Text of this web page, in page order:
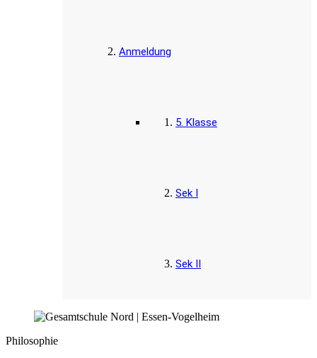
Anmeldung
5. Klasse
Sek I
Sek II
Philosophie